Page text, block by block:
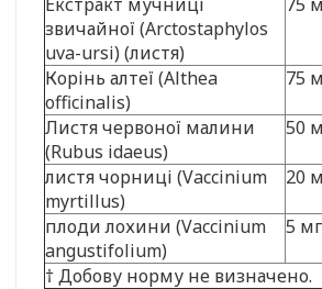
звичайної (Arctostaphylos
uva-ursi) (листя)
Корінь алтеї (Althea
officinalis)
75
Листя червоної малини
(Rubus idaeus)
50
листя чорниці (Vaccinium
myrtillus)
20
плоди лохини (Vaccinium
angustifolium)
5 мг
† Добову норму не визначено.